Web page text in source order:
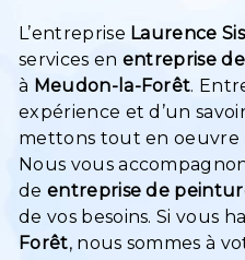
L’entreprise Laurence
services en entreprise
à Meudon-la-Forêt.
expérience et d’un
mettons tout en oeuvre
Nous vous
de entreprise de
de vos besoins. Si vous
Forêt, nous sommes à